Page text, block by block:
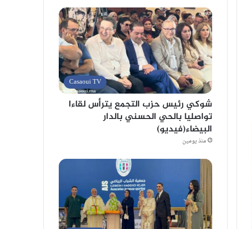
Casaoui TV
شوكي رئيس حزب التجمع يترأس لقاءا
تواصليا بالحي الحسني بالدار
البيضاء(فيديو)
منذ يومين